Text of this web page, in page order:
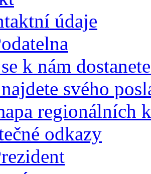
údaje
k nám
svého
regionálních
odkazy